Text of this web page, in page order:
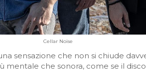
Cellar Noise
sensazione che non si chiude
mentale che sonora, come se il